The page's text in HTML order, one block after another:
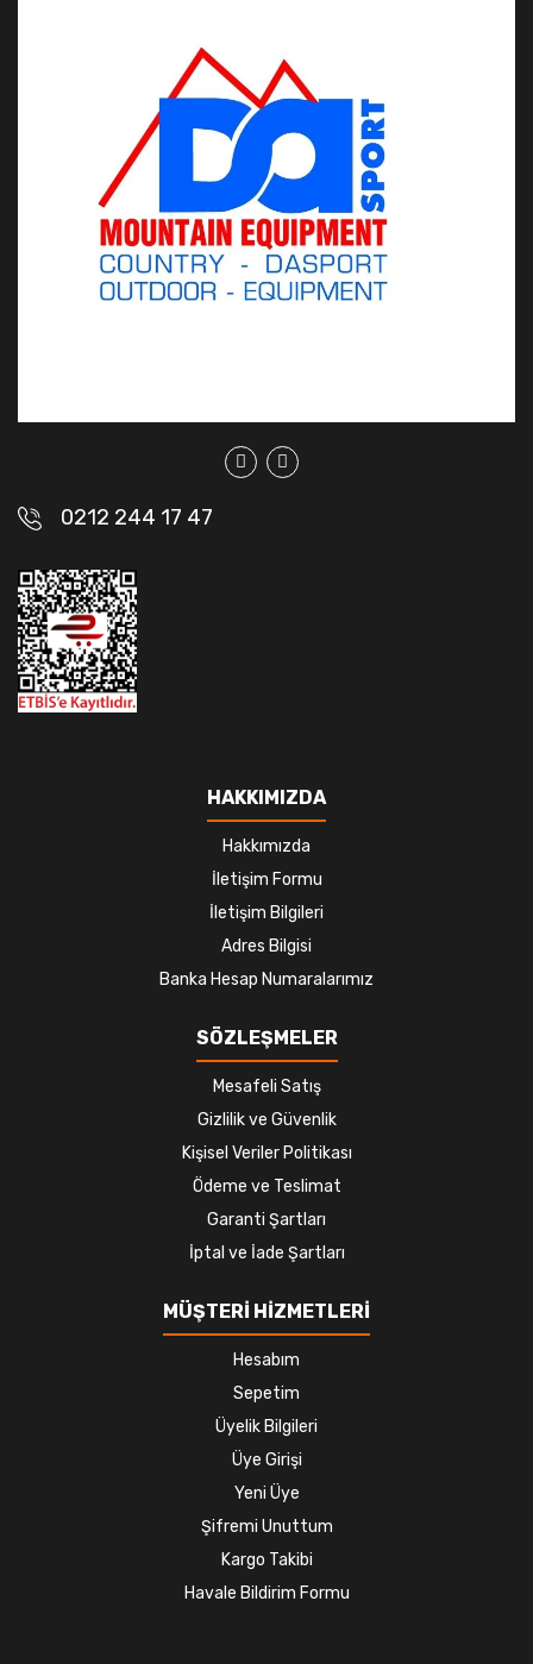
0212 244 17 47
HAKKIMIZDA
Hakkımızda
İletişim Formu
İletişim Bilgileri
Adres Bilgisi
Banka Hesap Numaralarımız
SÖZLEŞMELER
Mesafeli Satış
Gizlilik ve Güvenlik
Kişisel Veriler Politikası
Ödeme ve Teslimat
Garanti Şartları
İptal ve İade Şartları
MÜŞTERİ HİZMETLERİ
Hesabım
Sepetim
Üyelik Bilgileri
Üye Girişi
Yeni Üye
Şifremi Unuttum
Kargo Takibi
Havale Bildirim Formu